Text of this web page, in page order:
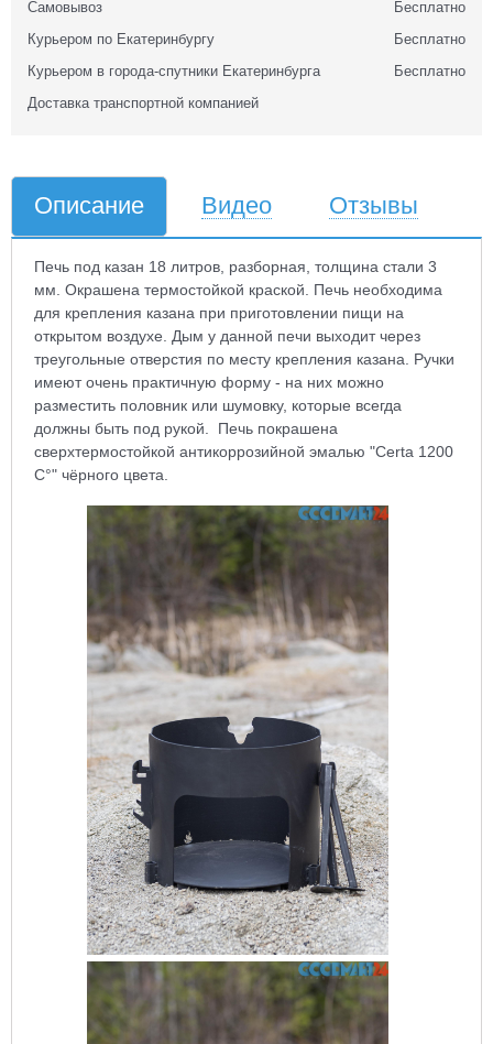
Самовывоз
Бесплатно
Курьером по Екатеринбургу
Бесплатно
Курьером в города-спутники Екатеринбурга
Бесплатно
Доставка транспортной компанией
Описание Видео Отзывы
Печь под казан 18 литров, разборная, толщина стали 3
мм. Окрашена термостойкой краской. Печь необходима
для крепления казана при приготовлении пищи на
открытом воздухе. Дым у данной печи выходит через
треугольные отверстия по месту крепления казана. Ручки
имеют очень практичную форму - на них можно
разместить половник или шумовку, которые всегда
должны быть под рукой. Печь покрашена
сверхтермостойкой антикоррозийной эмалью "Certa 1200
С°" чёрного цвета.